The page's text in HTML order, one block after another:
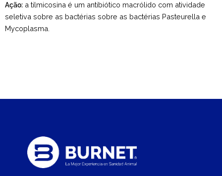
Ação: a tilmicosina é um antibiótico macrólido com atividade
seletiva sobre as bactérias sobre as bactérias Pasteurella e
Mycoplasma.